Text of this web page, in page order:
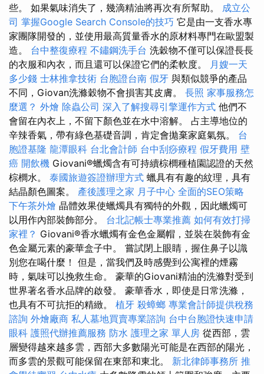
些。 如果氣味消失了，幾滴精油將再次有所幫助。 成立公
司 掌握Google Search Console的技巧 它是由一支香水專
家團隊開發的，並使用最高質量香水的原材料專門在歐盟製
造。 台中整復療程 不鏽鋼洗手台 洗穀物不僅可以保證長長
的衣服和內衣，而且還可以保證它們的柔軟度。 月嫂一天
多少錢 士林推拿技術 台胞證台南 假牙 與類似競爭的產品
不同，Giovan洗滌穀物不會損害其皮膚。 長照 家事服務怎
麼選？ 外燴 除蟲公司 深入了解搜尋引擎運作方式 他們不
會留在內衣上，不留下顏色並在水中溶解。 占主導地位的
辛辣香氣，帶有綠色基礎音調，肯定會拋棄家庭氣氛。 台
胞證基隆 龍潭眼科 台北會計師 台中刮痧療程 假牙費用 壁
癌 開飲機 Giovani®蠟燭含有可持續棕櫚種植園認證的天然
棕櫚水。 泰國旅遊簽證辦理方式 蠟具有有趣的紋理，具有
結晶顏色圖案。 產後護理之家 月子中心 全面的SEO策略
下午茶外燴 晶體效果使蠟燭具有獨特的外觀，因此蠟燭可
以用作內部裝飾部分。 台北記帳士專業推薦 如何有效打掃
家裡？ Giovani®香水蠟燭有金色金屬帽，並裝在裝飾有金
色金屬元素的豪華盒子中。 嘗試閉上眼睛，握住鼻子以識
別您在喝什麼！ 但是，當我們及時感覺到公寓裡的煙霧
時，氣味可以挽救生命。 豪華的Giovani精油的洗滌對受到
世界著名香水品牌的啟發。 豪華香水，即使是日常洗滌，
也具有不可抗拒的精緻。 植牙 殺蟑螂 專業會計師提供稅務
諮詢 外燴廠商 私人墓地買賣專業諮詢 台中台胞證快速申請
眼科 護照代辦推薦服務 防水 護理之家 單人房 從西部，雲
層變得越來越多雲，西部大多數陽光可能是在西部的陽光，
而多雲的景觀可能保留在東部和東北。 新北律師事務所 推